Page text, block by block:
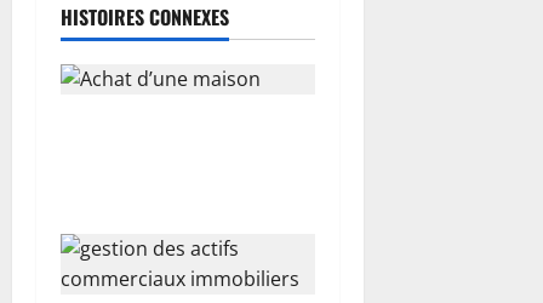
t
i
e
HISTOIRES CONNEXES